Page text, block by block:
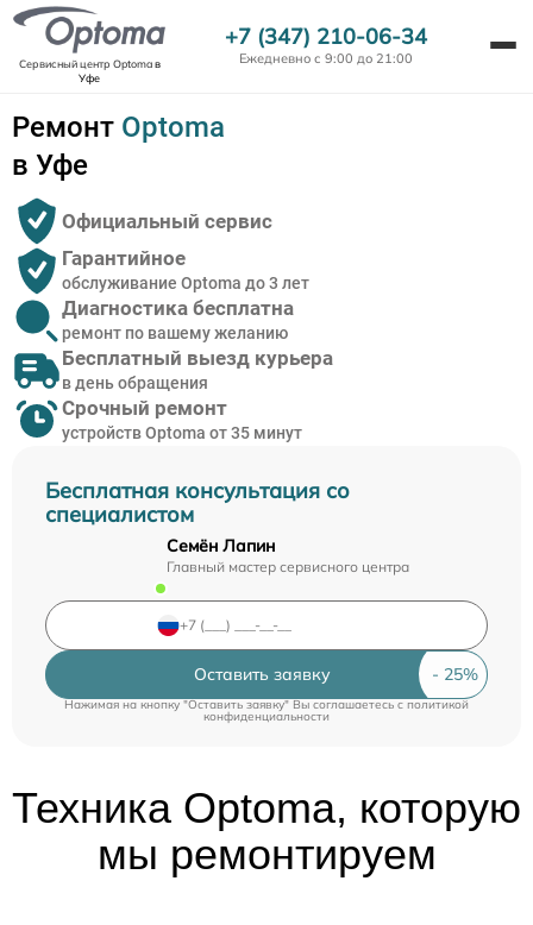
Сервисный центр Optomaв
Уфе
+7 (347) 210-06-34
Ежедневно с 9:00 до 21:00
Ремонт Optoma
в Уфе
Бесплатная консультация со
специалистом
Семён Лапин
Главный мастер сервисного центра
Оставить заявку
Нажимая на кнопку "Оставить заявку" Вы соглашаетесь cполитикой
конфиденциальности
Официальный сервис
Гарантийное
обслуживание Optoma до 3 лет
Диагностика бесплатна
ремонт по вашему желанию
Бесплатный выезд курьера
в день обращения
Срочный ремонт
устройств Optoma от 35 минут
Техника Optoma, которую
мы ремонтируем